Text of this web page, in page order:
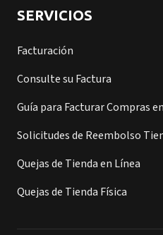
SERVICIOS
Facturación
Consulte su Factura
Guía para Facturar Compras
Solicitudes de Reembolso
Quejas de Tienda en Línea
Quejas de Tienda Física